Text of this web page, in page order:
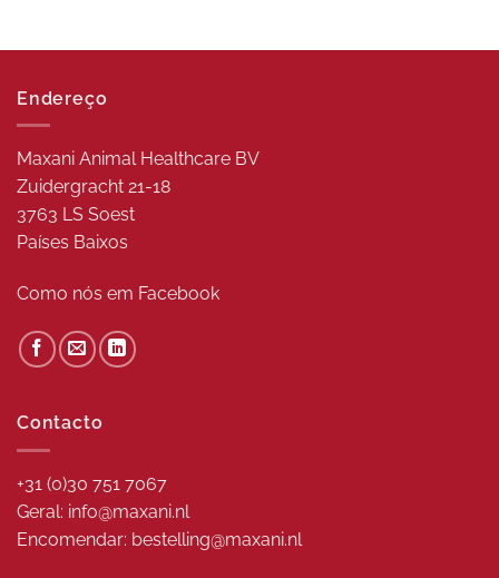
Endereço
Maxani Animal Healthcare BV
Zuidergracht 21-18
3763 LS Soest
Países Baixos
Como nós em Facebook
Contacto
+31 (0)30 751 7067
Geral: info@maxani.nl
Encomendar: bestelling@maxani.nl